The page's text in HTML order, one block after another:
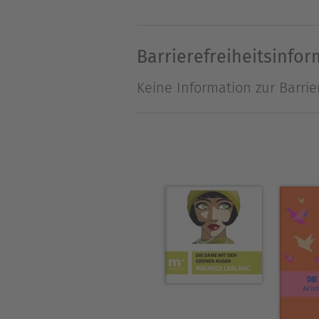
Romantik.
Arnim hinterließ eine Fülle
Arbeiten. Er wird heute zu
Keine Information zur